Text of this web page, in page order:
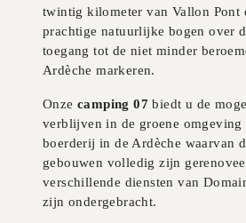
twintig kilometer van Vallon Pont
prachtige natuurlijke bogen over
toegang tot de niet minder
Ardèche markeren.
Onze camping 07 biedt u de
verblijven in de groene omgeving
boerderij in de Ardèche waarvan
gebouwen volledig zijn
verschillende diensten van
zijn ondergebracht.